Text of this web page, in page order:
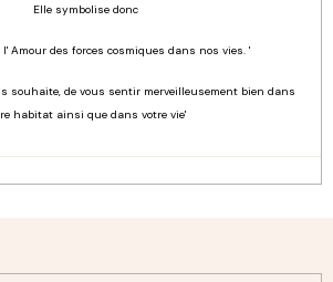
Elle symbolise donc
Amour des forces cosmiques dans nos vies. '
souhaite, de vous sentir merveilleusement bien dans
habitat ainsi que dans votre vie'